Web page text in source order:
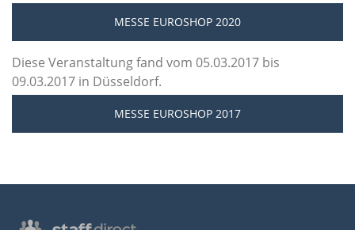
MESSE EUROSHOP 2020
Diese Veranstaltung fand vom 05.03.2017 bis
09.03.2017 in Düsseldorf.
MESSE EUROSHOP 2017